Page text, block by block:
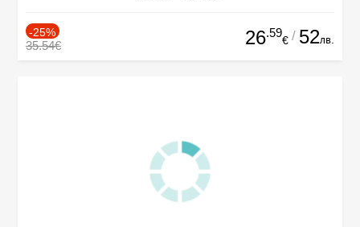
-25%
35.54€ 26.59
€ / 52лв.